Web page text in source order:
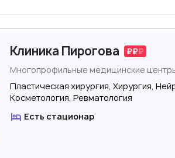
Клиника Пирогова
Многопрофильные медицинские
Пластическая хирургия, Хирургия,
Косметология, Ревматология
Есть стационар